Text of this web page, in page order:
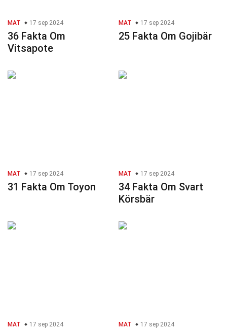
MAT 17 sep 2024
36 Fakta Om
Vitsapote
MAT 17 sep 2024
25 Fakta Om Gojibär
MAT 17 sep 2024
31 Fakta Om Toyon
MAT 17 sep 2024
34 Fakta Om Svart
Körsbär
MAT 17 sep 2024 MAT 17 sep 2024